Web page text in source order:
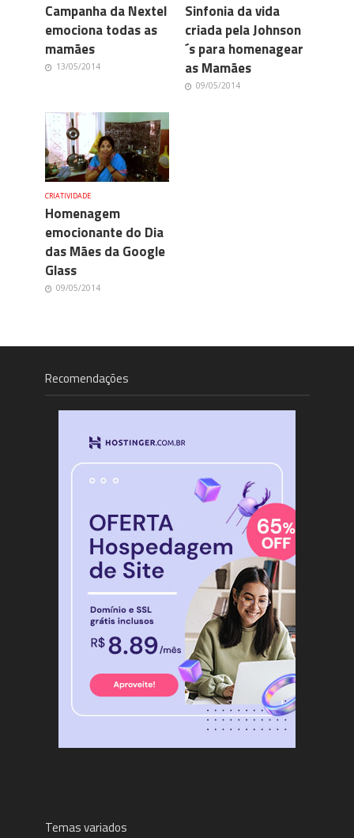
Campanha da Nextel
emociona todas as
mamães
13/05/2014
Sinfonia da vida
criada pela Johnson
´s para homenagear
as Mamães
09/05/2014
CRIATIVIDADE
Homenagem
emocionante do Dia
das Mães da Google
Glass
09/05/2014
Recomendações
Temas variados